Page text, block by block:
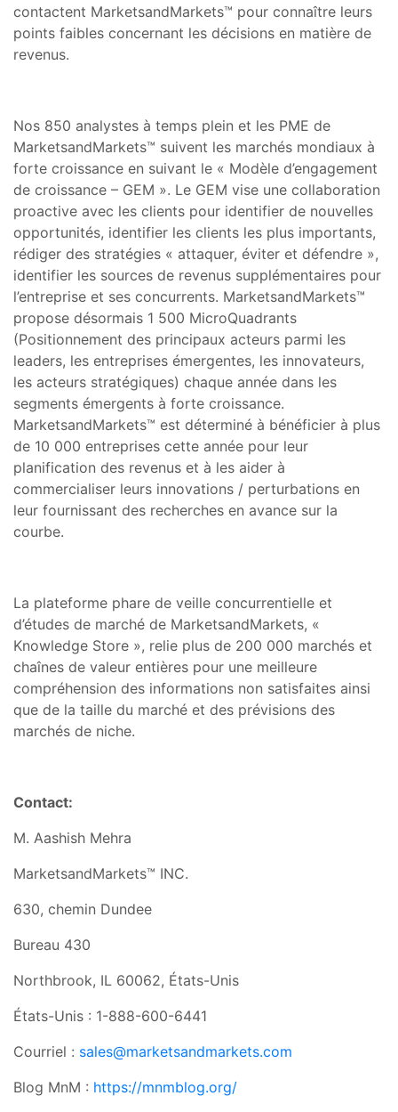
contactent MarketsandMarkets™ pour connaître leurs
points faibles concernant les décisions en matière de
revenus.
Nos 850 analystes à temps plein et les PME de
MarketsandMarkets™ suivent les marchés mondiaux à
forte croissance en suivant le « Modèle d’engagement
de croissance – GEM ». Le GEM vise une collaboration
proactive avec les clients pour identifier de nouvelles
opportunités, identifier les clients les plus importants,
rédiger des stratégies « attaquer, éviter et défendre »,
identifier les sources de revenus supplémentaires pour
l’entreprise et ses concurrents. MarketsandMarkets™
propose désormais 1 500 MicroQuadrants
(Positionnement des principaux acteurs parmi les
leaders, les entreprises émergentes, les innovateurs,
les acteurs stratégiques) chaque année dans les
segments émergents à forte croissance.
MarketsandMarkets™ est déterminé à bénéficier à plus
de 10 000 entreprises cette année pour leur
planification des revenus et à les aider à
commercialiser leurs innovations / perturbations en
leur fournissant des recherches en avance sur la
courbe.
La plateforme phare de veille concurrentielle et
d’études de marché de MarketsandMarkets, «
Knowledge Store », relie plus de 200 000 marchés et
chaînes de valeur entières pour une meilleure
compréhension des informations non satisfaites ainsi
que de la taille du marché et des prévisions des
marchés de niche.
Contact:
M. Aashish Mehra
MarketsandMarkets™ INC.
630, chemin Dundee
Bureau 430
Northbrook, IL 60062, États-Unis
États-Unis : 1-888-600-6441
Courriel : sales@marketsandmarkets.com
Blog MnM : https://mnmblog.org/